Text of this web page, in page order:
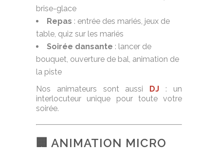
brise-glace
Repas : entrée des mariés, jeux de
table, quiz sur les mariés
Soirée dansante : lancer de
bouquet, ouverture de bal, animation de
la piste
Nos animateurs sont aussi
DJ : un
interlocuteur unique pour toute votre
soirée.
🏢 ANIMATION MICRO